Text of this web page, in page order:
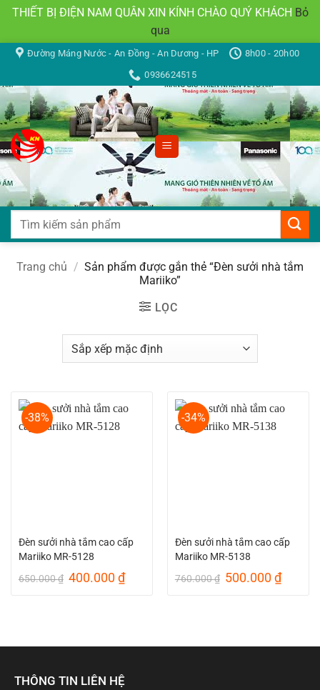
THIẾT BỊ ĐIỆN NAM QUÂN XIN KÍNH CHÀO QUÝ KHÁCH Bỏ
qua
nội
dung
Đường Máng Nước - An Đồng - An Dương - HP
8h00 - 20h00
0936624515
Tìm
Trang chủ / Sản phẩm được gắn thẻ “Đèn sưởi nhà tắm
Mariiko”
LỌC
-38%
Đèn sưởi nhà tắm cao cấp
Mariiko MR-5128
650.000₫ Giá
400.000₫Giá
-34%
Đèn sưởi nhà tắm cao cấp
Mariiko MR-5138
760.000₫ Giá
500.000₫Giá
THÔNG TIN LIÊN HỆ